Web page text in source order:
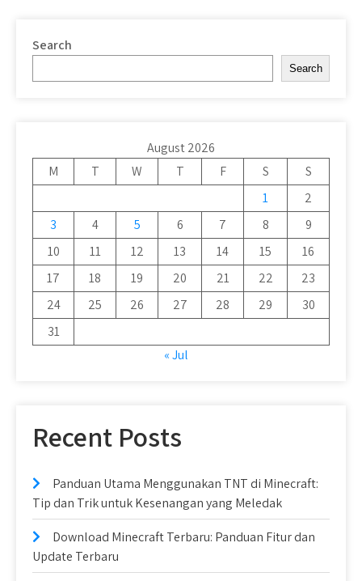
Search
Search
August 2026
M
T W T F S
S
1
2
3
4 5 6 7 8
9
10
11 12 13 14 15
16
17
18 19 20 21 22
23
24
25 26 27 28 29
30
31
« Jul
Recent Posts
Panduan Utama Menggunakan TNT di Minecraft:
Tip dan Trik untuk Kesenangan yang Meledak
Download Minecraft Terbaru: Panduan Fitur dan
Update Terbaru